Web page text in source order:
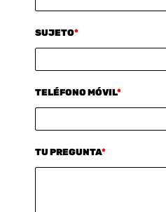
SUJETO*
TELÉFONO MÓVIL*
TU PREGUNTA*